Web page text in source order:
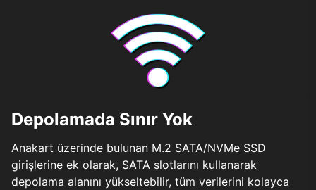
Depolamada Sınır Yok
Anakart üzerinde bulunan M.2 SATA/NVMe SSD
girişlerine ek olarak, SATA slotlarını kullanarak
depolama alanını yükseltebilir, tüm verilerini kolayca